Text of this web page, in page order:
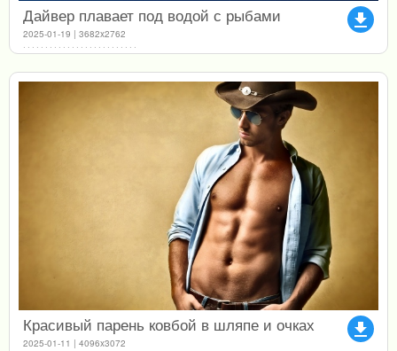
file_download
Дайвер плавает под водой с рыбами
2025-01-19 | 3682x2762
file_download
Красивый парень ковбой в шляпе и очках
2025-01-11 | 4096x3072